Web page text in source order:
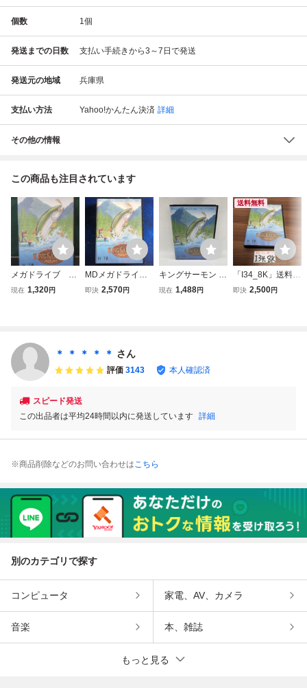
個数 1個
発送までの日数 支払い手続きから3～7日で発送
発送元の地域 兵庫県
支払い方法 Yahoo!かんたん決済 詳細
その他の情報
この商品も注目されています
メガドライブ キ
ングサーモン 起
現在 1,320円
MDメガドライブ
キングサーモン
即決 2,570円
キングサーモン メ
ガドライブ MD
現在 1,488円
送料無料
「I34_8K」送料無
料 キングサーモン
即決 2,500円
＊ ＊ ＊ ＊ ＊ さん
評価 3143 本人確認済
スピード発送
この出品者は平均24時間以内に発送しています 詳細
※商品削除などのお問い合わせはこちら
別のカテゴリで探す
コンピュータ 家電、AV、カメラ
音楽 本、雑誌
もっと見る